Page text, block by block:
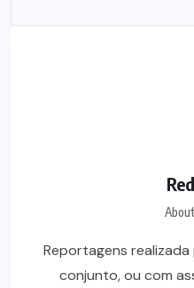
Reportagens
conjunto, ou com